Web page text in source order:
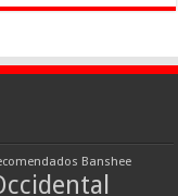
Banshee